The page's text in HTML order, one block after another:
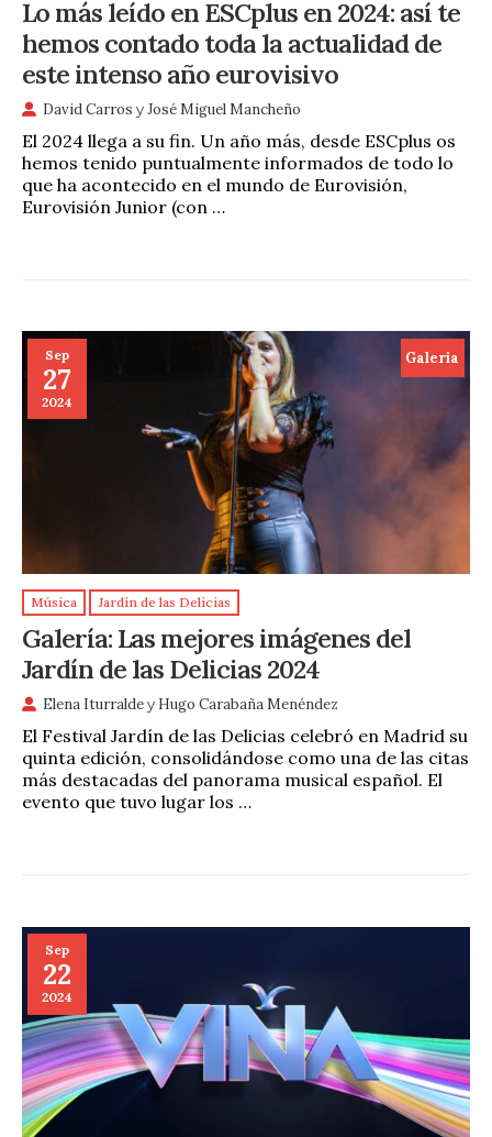
Lo más leído en ESCplus en 2024: así te
hemos contado toda la actualidad de
este intenso año eurovisivo
David Carros yJosé Miguel Mancheño
El 2024 llega a su fin. Un año más, desde ESCplus os
hemos tenido puntualmente informados de todo lo
que ha acontecido en el mundo de Eurovisión,
Eurovisión Junior (con …
Sep
27
2024
Galeria
Música Jardín de las Delicias
Galería: Las mejores imágenes del
Jardín de las Delicias 2024
Elena Iturraldey Hugo Carabaña Menéndez
El Festival Jardín de las Delicias celebró en Madrid su
quinta edición, consolidándose como una de las citas
más destacadas del panorama musical español. El
evento que tuvo lugar los …
Sep
22
2024